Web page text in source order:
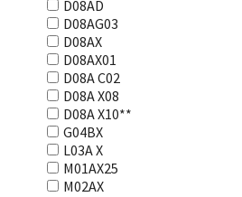
D08AD
D08AG03
D08AX
D08AX01
D08А С02
D08А Х08
D08А Х10**
G04BX
L03А Х
M01AX25
M02AX